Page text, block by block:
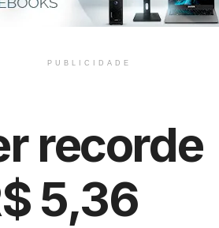
PUBLICIDADE
recorde
5,36